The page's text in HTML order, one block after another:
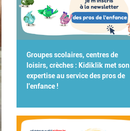
Groupes scolaires, centres de
loisirs, crèches : Kidiklik met son
expertise au service des pros de
l'enfance !